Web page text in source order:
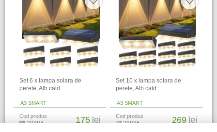
Set 6 x lampa solara de
perete, Alb cald
A3 SMART
Cod produs
28884 175 lei
Set 10 x lampa solara de
perete, Alb cald
A3 SMART
Cod produs
28885 269 lei